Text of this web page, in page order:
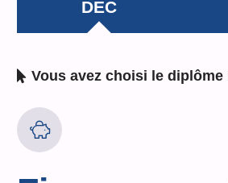
DEC
Vous avez choisi le diplôme